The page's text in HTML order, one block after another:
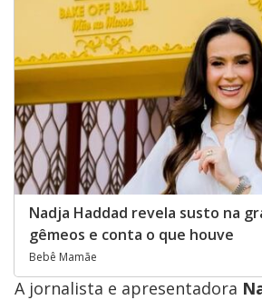
Nadja Haddad revela susto na
gêmeos e conta o que houve
Bebê Mamãe
A jornalista e apresentadora